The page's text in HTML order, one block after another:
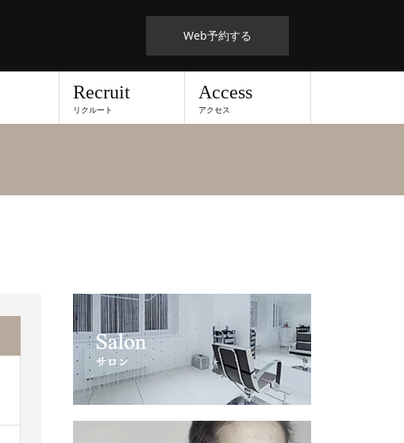
Web予約する
Recruit
リクルート
Access
アクセス